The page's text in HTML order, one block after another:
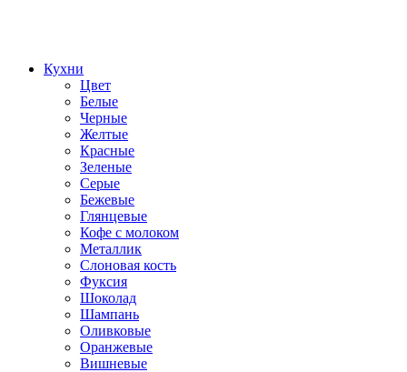
Кухни
Цвет
Белые
Черные
Желтые
Красные
Зеленые
Серые
Бежевые
Глянцевые
Кофе с молоком
Металлик
Слоновая кость
Фуксия
Шоколад
Шампань
Оливковые
Оранжевые
Вишневые